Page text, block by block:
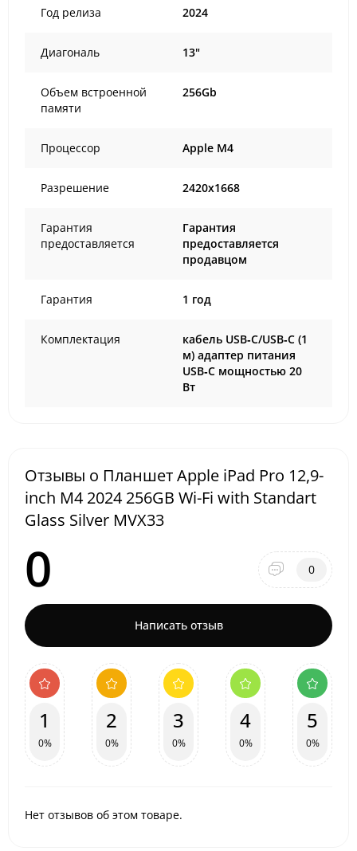
Год релиза 2024
Диагональ 13"
Объем встроенной
памяти
256Gb
Процессор Apple M4
Разрешение 2420x1668
Гарантия
предоставляется
Гарантия
предоставляется
продавцом
Гарантия 1 год
Комплектация
кабель USB‑C/USB‑C (1
м) адаптер питания
USB‑C мощностью 20
Вт
Отзывы о Планшет Apple iPad Pro 12,9-
inch M4 2024 256GB Wi-Fi with Standart
Glass Silver MVX33
0 0
Написать отзыв
1
0%
2
0%
3
0%
4
0%
5
0%
Нет отзывов об этом товаре.